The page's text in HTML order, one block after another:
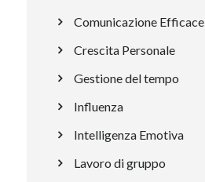
Comunicazione Efficace
Crescita Personale
Gestione del tempo
Influenza
Intelligenza Emotiva
Lavoro di gruppo